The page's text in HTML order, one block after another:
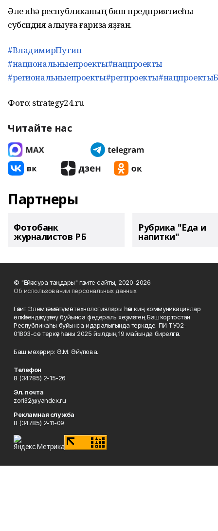
Әле иһә республиканың биш предприятиеһы
субсидия алыуға ғариза яҙған.
#ВладимирПутин
#национальныепроекты#нацпроекты
#региональныепроекты#регпроекты
Фото: strategy24.ru
Читайте нас
Партнеры
Фотобанк
журналистов РБ
Рубрика "Еда и
напитки"
© "Ейәнсура таңдары" гәзите сайты, 2020-2026
Об использовании персональных данных
Гәзит Элемтә, мәғлүмәт технологиялары һәм киң коммуникациялар
өлкәһендә күҙәтеү буйынса федераль хеҙмәттең Башҡортостан
Республикаһы буйынса идаралығында теркәлде. ПИ ТУ02-
01803-сө теркәү һаны 2025 йылдың 19 майында бирелгән.
Баш мөхәррир: Ә.М. Әйүпова.
Телефон
8 (34785) 2-15-26
Эл. почта
zori32@yandex.ru
Рекламная служба
8 (34785) 2-11-09